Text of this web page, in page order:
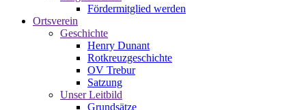
Fördermitglied werden
Ortsverein
Geschichte
Henry Dunant
Rotkreuzgeschichte
OV Trebur
Satzung
Unser Leitbild
Grundsätze